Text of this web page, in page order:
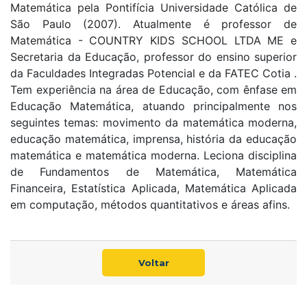
Matemática pela Pontifícia Universidade Católica de
São Paulo (2007). Atualmente é professor de
Matemática - COUNTRY KIDS SCHOOL LTDA ME e
Secretaria da Educação, professor do ensino superior
da Faculdades Integradas Potencial e da FATEC Cotia .
Tem experiência na área de Educação, com ênfase em
Educação Matemática, atuando principalmente nos
seguintes temas: movimento da matemática moderna,
educação matemática, imprensa, história da educação
matemática e matemática moderna. Leciona disciplina
de Fundamentos de Matemática, Matemática
Financeira, Estatística Aplicada, Matemática Aplicada
em computação, métodos quantitativos e áreas afins.
Voltar